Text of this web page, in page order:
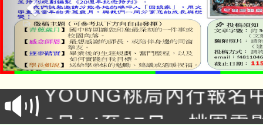
「本色祭」8/29、30在
場熱烈登場!
8/21下午1時於龍潭區
徵才活動。
YOUNG桃局內行報名
局官網。
8月14至27日，桃園電